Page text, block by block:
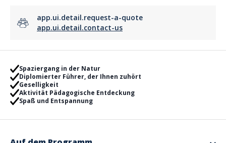
app.ui.detail.request-a-quote
app.ui.detail.contact-us
Spaziergang in der Natur
Diplomierter Führer, der Ihnen zuhört
Geselligkeit
Aktivität Pädagogische Entdeckung
Spaß und Entspannung